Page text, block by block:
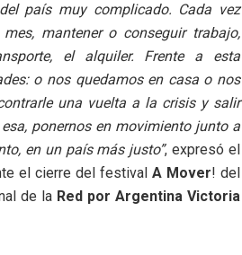
país muy complicado. Cada vez
mantener o conseguir trabajo,
el alquiler. Frente a esta
o nos quedamos en casa o nos
una vuelta a la crisis y salir
ponernos en movimiento junto a
en un país más justo”, expresó el
el cierre del festival A Mover! del
de laRed por Argentina Victoria